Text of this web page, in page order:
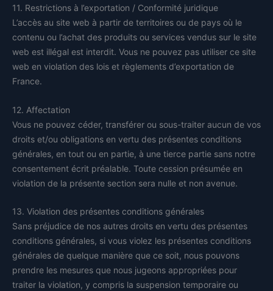
11. Restrictions à l’exportation / Conformité juridique
L’accès au site web à partir de territoires ou de pays où le
contenu ou l’achat des produits ou services vendus sur le site
web est illégal est interdit. Vous ne pouvez pas utiliser ce site
web en violation des lois et règlements d’exportation de
France.
12. Affectation
Vous ne pouvez céder, transférer ou sous-traiter aucun de vos
droits et/ou obligations en vertu des présentes conditions
générales, en tout ou en partie, à une tierce partie sans notre
consentement écrit préalable. Toute cession présumée en
violation de la présente section sera nulle et non avenue.
13. Violation des présentes conditions générales
Sans préjudice de nos autres droits en vertu des présentes
conditions générales, si vous violez les présentes conditions
générales de quelque manière que ce soit, nous pouvons
prendre les mesures que nous jugeons appropriées pour
traiter la violation, y compris la suspension temporaire ou